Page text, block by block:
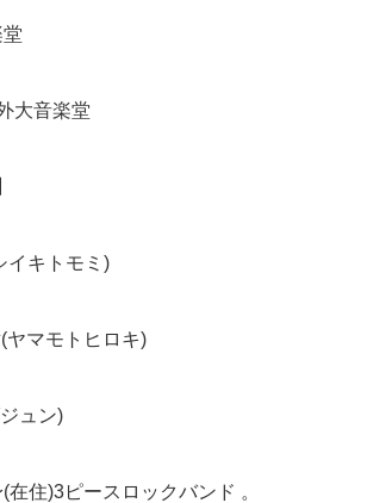
大音楽堂
イキトモミ)
ヤマモトヒロキ)
ュン)
住)3ピースロックバンド 。